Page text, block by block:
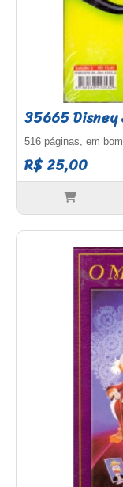
35665
516 páginas, em
R$ 25,00